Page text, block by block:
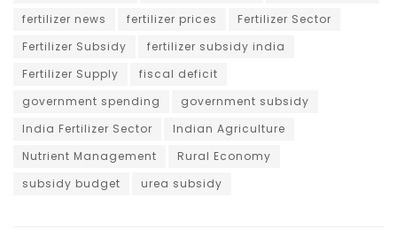
fertilizer news
fertilizer prices
Fertilizer Sector
Fertilizer Subsidy
fertilizer subsidy india
Fertilizer Supply
fiscal deficit
government spending
government subsidy
India Fertilizer Sector
Indian Agriculture
Nutrient Management
Rural Economy
subsidy budget
urea subsidy